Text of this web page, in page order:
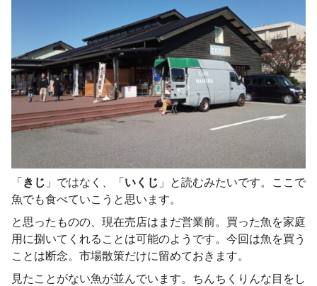
「 きじ 」ではなく、「 いくじ 」と読むみたいです。ここで
魚でも食べていこうと思います。
と思ったものの、現在売店はまだ営業前。買った魚を家庭
用に捌いてくれることは可能のようです。今回は魚を買う
ことは断念。市場散策だけに留めておきます。
見たことがない魚が並んでいます。ちんちくりんな目をし